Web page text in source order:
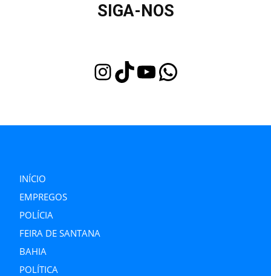
SIGA-NOS
InstagramTikTok Youtube WhatsApp
INÍCIO
EMPREGOS
POLÍCIA
FEIRA DE SANTANA
BAHIA
POLÍTICA